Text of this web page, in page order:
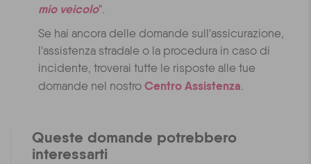
mio veicolo".
Se hai ancora delle domande sull'assicurazione,
l'assistenza stradale o la procedura in caso di
incidente, troverai tutte le risposte alle tue
domande nel nostro Centro Assistenza.
Queste domande potrebbero
interessarti